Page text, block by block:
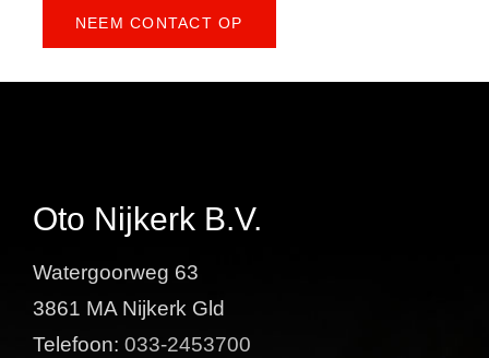
NEEM CONTACT OP
Oto Nijkerk B.V.
Watergoorweg 63
3861 MA Nijkerk Gld
Telefoon: 033-2453700